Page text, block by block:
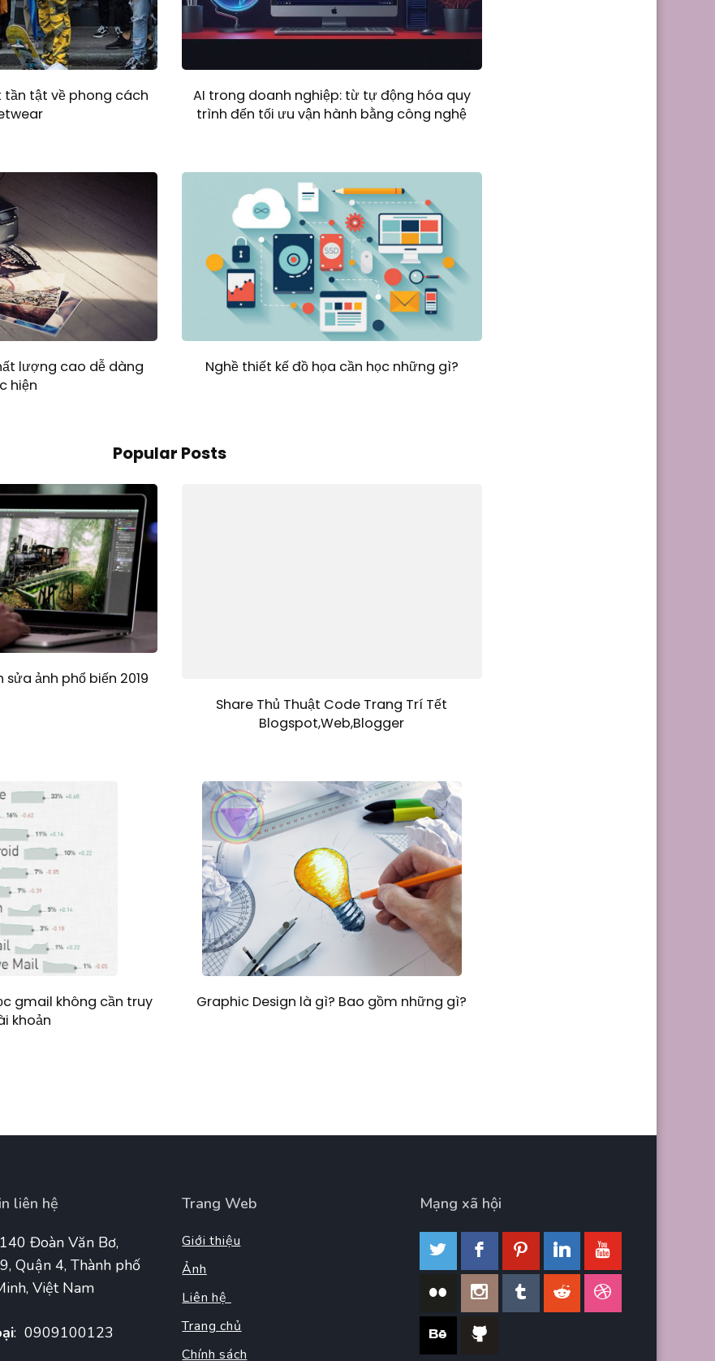
tần tật về phong cách
AI trong doanh nghiệp: từ tự động hóa quy
trình đến tối ưu vận hành bằng công nghệ
lượng cao dễ dàng
hiện
Nghề thiết kế đồ họa cần học những gì?
Popular Posts
ảnh phổ biến 2019
Share Thủ Thuật Code Trang Trí Tết
Blogspot,Web,Blogger
gmail không cần truy
khoản
Graphic Design là gì? Bao gồm những gì?
liên hệ
140 Đoàn Văn Bơ,
Quận 4, Thành phố
Việt Nam
: 0909100123
Trang Web
Giới thiệu
Ảnh
Liên hệ
Trang chủ
Chính sách
Mạng xã hội